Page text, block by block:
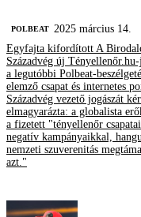
‎POLBEAT
2025 március 14.
Egyfajta kifordított A
Századvég új
a legutóbbi Polbeat-
elemző csapat és internetes
Századvég vezető jogászát
elmagyarázta: a globalista
a fizetett "tényellenőr
negatív kampányaikkal,
nemzeti szuverenitás
azt."